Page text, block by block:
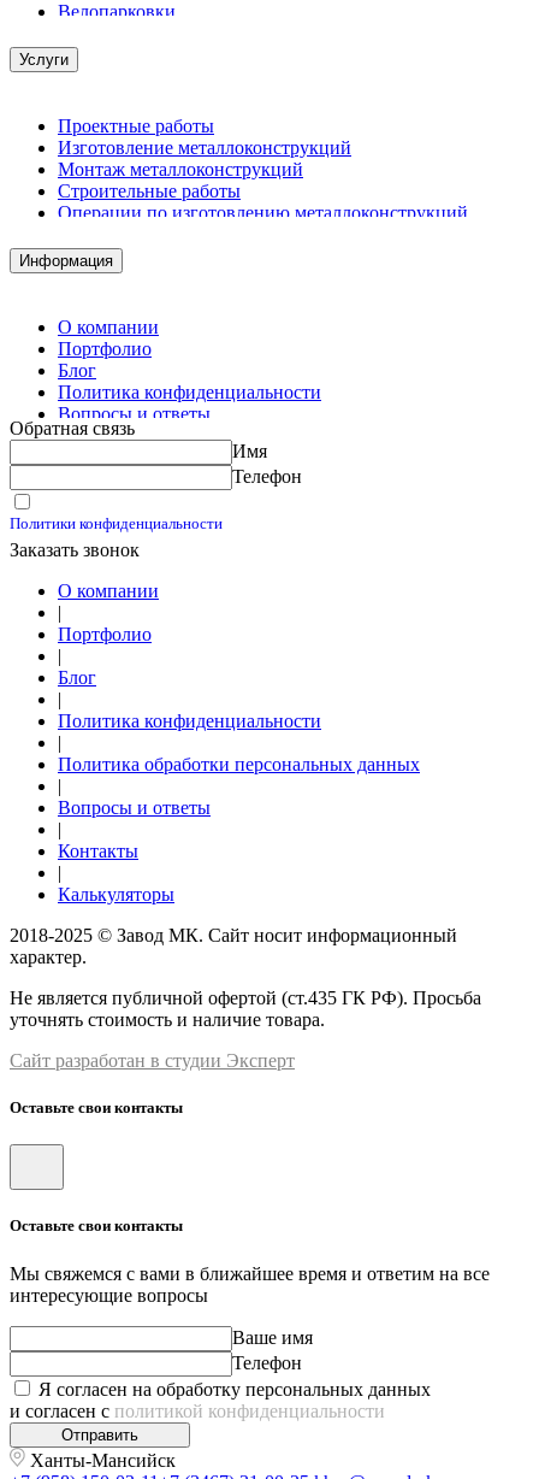
Велопарковки
Услуги
Проектные работы
Изготовление металлоконструкций
Монтаж металлоконструкций
Строительные работы
Операции по изготовлению металлоконструкций
Комплектация металлопроката
Изготовление винтовых свай
Информация
О компании
Портфолио
Блог
Политика конфиденциальности
Вопросы и ответы
Контакты
Обратная связь
Имя
Телефон
Политики конфиденциальности
Заказать звонок
О компании
|
Портфолио
|
Блог
|
Политика конфиденциальности
|
Политика обработки персональных данных
|
Вопросы и ответы
|
Контакты
|
Калькуляторы
2018-2025 © Завод МК. Сайт носит информационный
характер.
Не является публичной офертой (ст.435 ГК РФ). Просьба
уточнять стоимость и наличие товара.
Сайт разработан в студии Эксперт
Оставьте свои контакты
Оставьте свои контакты
Мы свяжемся с вами в ближайшее время и ответим на все
интересующие вопросы
Ваше имя
Телефон
Я согласен на обработку персональных данных
и согласен с политикой конфиденциальности
Отправить
Ханты-Мансийск